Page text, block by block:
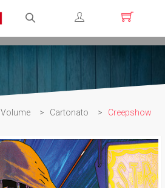
Registrati
Volume > Cartonato >
Creepshow